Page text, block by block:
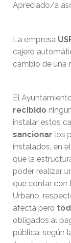
Apreciado/a
La empresa
cajero
cambio de una
El
recibido
instalar estos
sancionar los
instalados, en
que la
poder realizar
que contar con
Urbano,
afecta pero
obligados al
pública, según